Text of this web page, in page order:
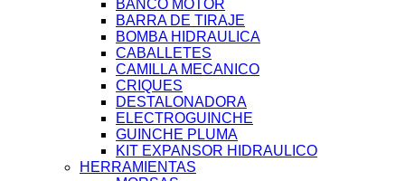
BANCO MOTOR
BARRA DE TIRAJE
BOMBA HIDRAULICA
CABALLETES
CAMILLA MECANICO
CRIQUES
DESTALONADORA
ELECTROGUINCHE
GUINCHE PLUMA
KIT EXPANSOR HIDRAULICO
HERRAMIENTAS